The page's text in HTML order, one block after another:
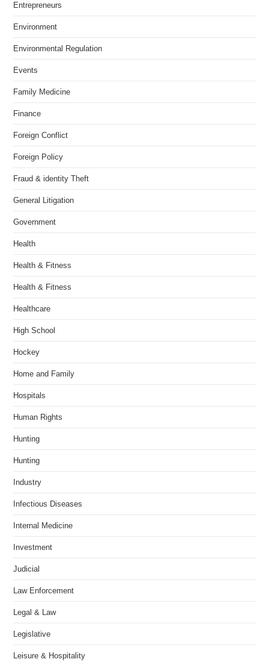
Entrepreneurs
Environment
Environmental Regulation
Events
Family Medicine
Finance
Foreign Conflict
Foreign Policy
Fraud & identity Theft
General Litigation
Government
Health
Health & Fitness
Health & Fitness
Healthcare
High School
Hockey
Home and Family
Hospitals
Human Rights
Hunting
Hunting
Industry
Infectious Diseases
Internal Medicine
Investment
Judicial
Law Enforcement
Legal & Law
Legislative
Leisure & Hospitality